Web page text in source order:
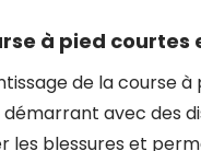
à pied courtes
de la course
avec des
les blessures et